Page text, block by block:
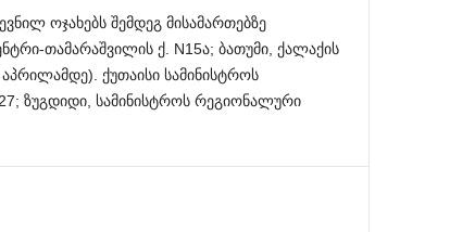
ოჯახებს შემდეგ მისამართებზე
თამარაშვილის ქ. N15ა; ბათუმი, ქალაქის
ქუთაისი სამინისტროს
ზუგდიდი, სამინისტროს რეგიონალური